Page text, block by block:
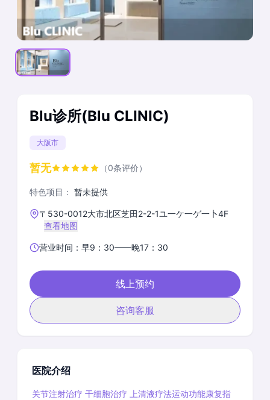
Blu诊所(Blu CLINIC)
大阪市
暂无 （0条评价）
特色项目： 暂未提供
〒530-0012大市北区芝田2-2-1ユ一ケ一ゲ一卜4F
查看地图
营业时间：早9：30——晚17：30
线上预约
咨询客服
医院介绍
关节注射治疗 干细胞治疗 上清液疗法运动功能康复指